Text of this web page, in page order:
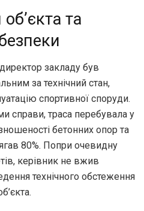
та
закладу був
за технічний стан,
спортивної споруди.
справи, траса перебувала у
бетонних опор та
80%. Попри очевидну
керівник не вжив
технічного обстеження